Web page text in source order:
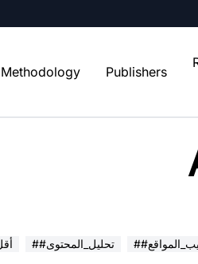
Methodology Publishers
##تحليل_المحتوى